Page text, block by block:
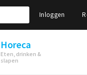
Inloggen
Horeca
Eten, drinken &
slapen